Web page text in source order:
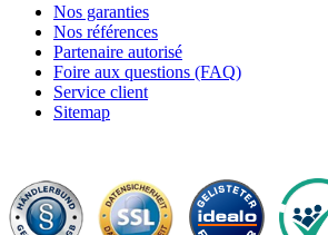
Nos garanties
Nos références
Partenaire autorisé
Foire aux questions (FAQ)
Service client
Sitemap